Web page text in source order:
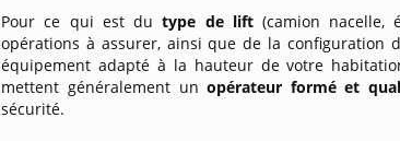
Pour ce qui est du type de lift(camion nacelle,
opérations à assurer, ainsi que de la configuration
équipement adapté à la hauteur de votre
mettent généralement unopérateur formé et
sécurité.